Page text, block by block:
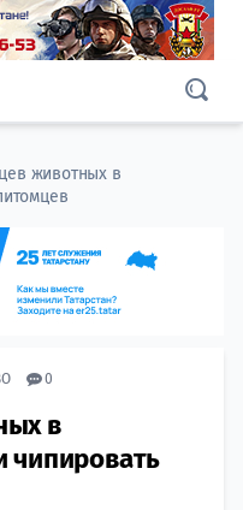
животных в
0
в
чипировать